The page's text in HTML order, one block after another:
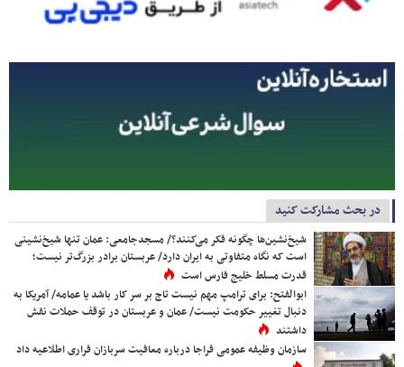
در بحث مشارکت کنید
شیخ‌نشین‌ها چگونه فکر می‌کنند؟/ مسجدجامعی: عمان تنها شیخ‌نشینی
است که نگاه متفاوتی به ایران دارد/ عربستان برادر بزرگ‌تر نیست؛
قدرت مسلط خلیج فارس است
ابوالفتح: برای ترامپ مهم نیست تاج بر سر کار باشد یا عمامه/ آمریکا به
دنبال تغییر حکومت نیست/ عمان و عربستان در توقف حملات نقش
داشتند
سازمان وظیفه عمومی فراجا درباره معافیت سربازان فراری اطلاعیه داد